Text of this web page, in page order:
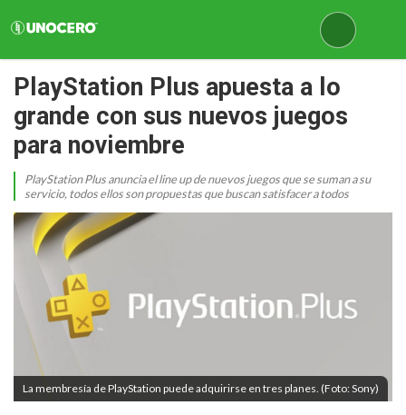
PlayStation Plus apuesta a lo
grande con sus nuevos juegos
para noviembre
PlayStation Plus anuncia el line up de nuevos juegos que se suman a su
servicio, todos ellos son propuestas que buscan satisfacer a todos
La membresía de PlayStation puede adquirirse en tres planes. (Foto: Sony)